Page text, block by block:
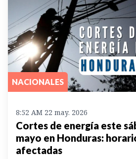
NACIONALES
8:52 AM 22 may. 2026
Cortes de energía este
mayo en Honduras:
afectadas